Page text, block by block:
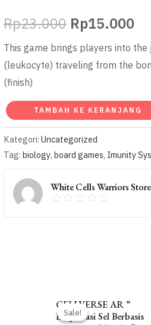
Rp23.000 Harga
aslinya
adalah:
Rp23.000.
Rp15.000
ini
This game brings players into
(leukocyte) traveling from the
(finish)
Kuantitas
White
Cells
Warriors
TAMBAH KE KERANJANG
Kategori: Uncategorized
Tag: biology, board games, Imunity
White Cells Warriors Store
Sale!
Sale!
CELLVERSE AR “
Eksplorasi Sel Berbasis